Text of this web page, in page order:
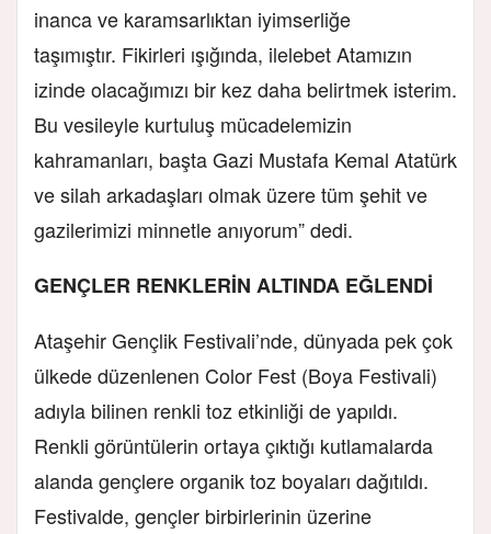
inanca ve karamsarlıktan iyimserliğe
taşımıştır. Fikirleri ışığında, ilelebet Atamızın
izinde olacağımızı bir kez daha belirtmek isterim.
Bu vesileyle kurtuluş mücadelemizin
kahramanları, başta Gazi Mustafa Kemal Atatürk
ve silah arkadaşları olmak üzere tüm şehit ve
gazilerimizi minnetle anıyorum” dedi.
GENÇLER RENKLERİN ALTINDA EĞLENDİ
Ataşehir Gençlik Festivali’nde, dünyada pek çok
ülkede düzenlenen Color Fest (Boya Festivali)
adıyla bilinen renkli toz etkinliği de yapıldı.
Renkli görüntülerin ortaya çıktığı kutlamalarda
alanda gençlere organik toz boyaları dağıtıldı.
Festivalde, gençler birbirlerinin üzerine